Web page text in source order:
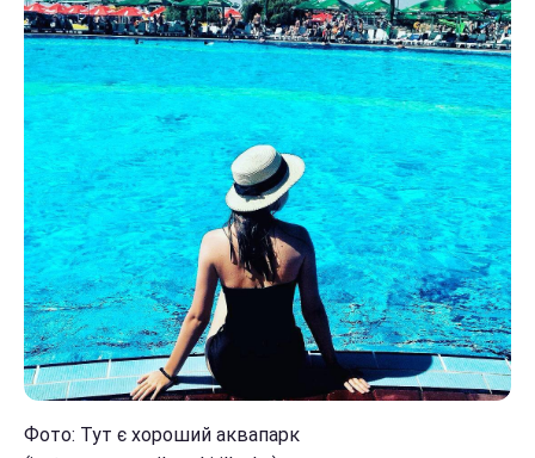
Фото: Тут є хороший аквапарк